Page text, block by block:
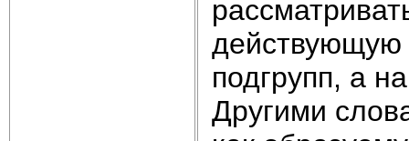
действующую
подгрупп, а
Другими